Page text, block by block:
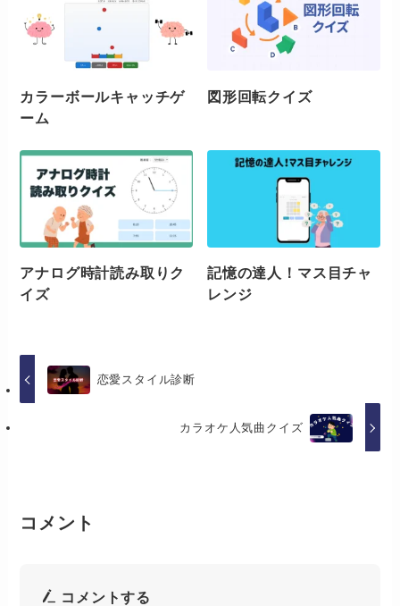
カラーボールキャッチゲ
ーム
図形回転クイズ
アナログ時計読み取りク
イズ
記憶の達人！マス目チャ
レンジ
恋愛スタイル診断
カラオケ人気曲クイズ
コメント
コメントする